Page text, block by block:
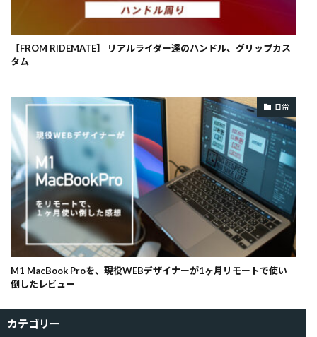
【FROM RIDEMATE】 リアルライダー達のハンドル、グリップカス
タム
日常
M1 MacBook Proを、現役WEBデザイナーが1ヶ月リモートで使い
倒したレビュー
カテゴリー